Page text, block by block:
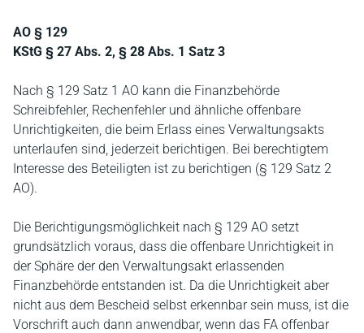
AO § 129
KStG § 27 Abs. 2, § 28 Abs. 1 Satz 3
Nach § 129 Satz 1 AO kann die Finanzbehörde
Schreibfehler, Rechenfehler und ähnliche offenbare
Unrichtigkeiten, die beim Erlass eines Verwaltungsakts
unterlaufen sind, jederzeit berichtigen. Bei berechtigtem
Interesse des Beteiligten ist zu berichtigen (§ 129 Satz 2
AO).
Die Berichtigungsmöglichkeit nach § 129 AO setzt
grundsätzlich voraus, dass die offenbare Unrichtigkeit in
der Sphäre der den Verwaltungsakt erlassenden
Finanzbehörde entstanden ist. Da die Unrichtigkeit aber
nicht aus dem Bescheid selbst erkennbar sein muss, ist die
Vorschrift auch dann anwendbar, wenn das FA offenbar